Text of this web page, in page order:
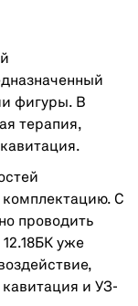
фигуры. В
терапия,
С
проводить
уже
и УЗ-